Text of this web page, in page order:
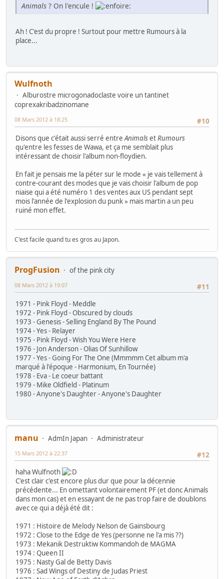
Animals ? On l'encule !
Ah ! C'est du propre ! Surtout pour mettre Rumours à la
place...
Wulfnoth
Alburostre microgonadoclaste voire un tantinet
coprexakribadzinomane
#10
08 Mars 2012 à 18:25
Disons que c'était aussi serré entreAnimalsetRumours
qu'entre les fesses de Wawa, et ça me semblait plus
intéressant de choisir l'album non-floydien.
En fait je pensais me la péter sur le mode « je vais tellement à
contre-courant des modes que je vais choisir l'album de pop
niaise qui a été numéro 1 des ventes aux US pendant sept
mois l'année de l'explosion du punk » mais martin a un peu
ruiné mon effet.
C'est facile quand tu es gros au Japon.
ProgFusion
of the pink city
#11
08 Mars 2012 à 19:07
1971 - Pink Floyd - Meddle
1972 - Pink Floyd - Obscured by clouds
1973 - Genesis - Selling England By The Pound
1974 - Yes - Relayer
1975 - Pink Floyd - Wish You Were Here
1976 - Jon Anderson - Olias Of Sunhillow
1977 - Yes - Going For The One (Mmmmm Cet album m'a
marqué à l'époque - Harmonium, En Tournée)
1978 - Eva - Le coeur battant
1979 - Mike Oldfield - Platinum
1980 - Anyone's Daughter - Anyone's Daughter
manu AdmIn Japan
Administrateur
#12
15 Mars 2012 à 22:37
haha Wulfnoth
C'est clair c'est encore plus dur que pour la décennie
précédente... En omettant volontairement PF (et donc Animals
dans mon cas) et en essayant de ne pas trop faire de doublons
avec ce qui a déjà été dit :
1971 : Histoire de Melody Nelson de Gainsbourg
1972 : Close to the Edge de Yes (personne ne l'a mis ??)
1973 : Mekanik Destruktiw Kommandoh de MAGMA
1974 : Queen II
1975 : Nasty Gal de Betty Davis
1976 : Sad Wings of Destiny de Judas Priest